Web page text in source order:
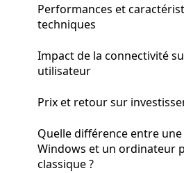
Performances et
techniques
Impact de la connectivité
utilisateur
Prix et retour sur
Quelle différence entre
Windows et un ordinateur
classique ?